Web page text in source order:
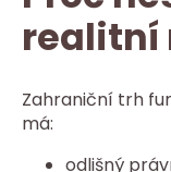
realitní
Zahraniční trh
má:
odlišný